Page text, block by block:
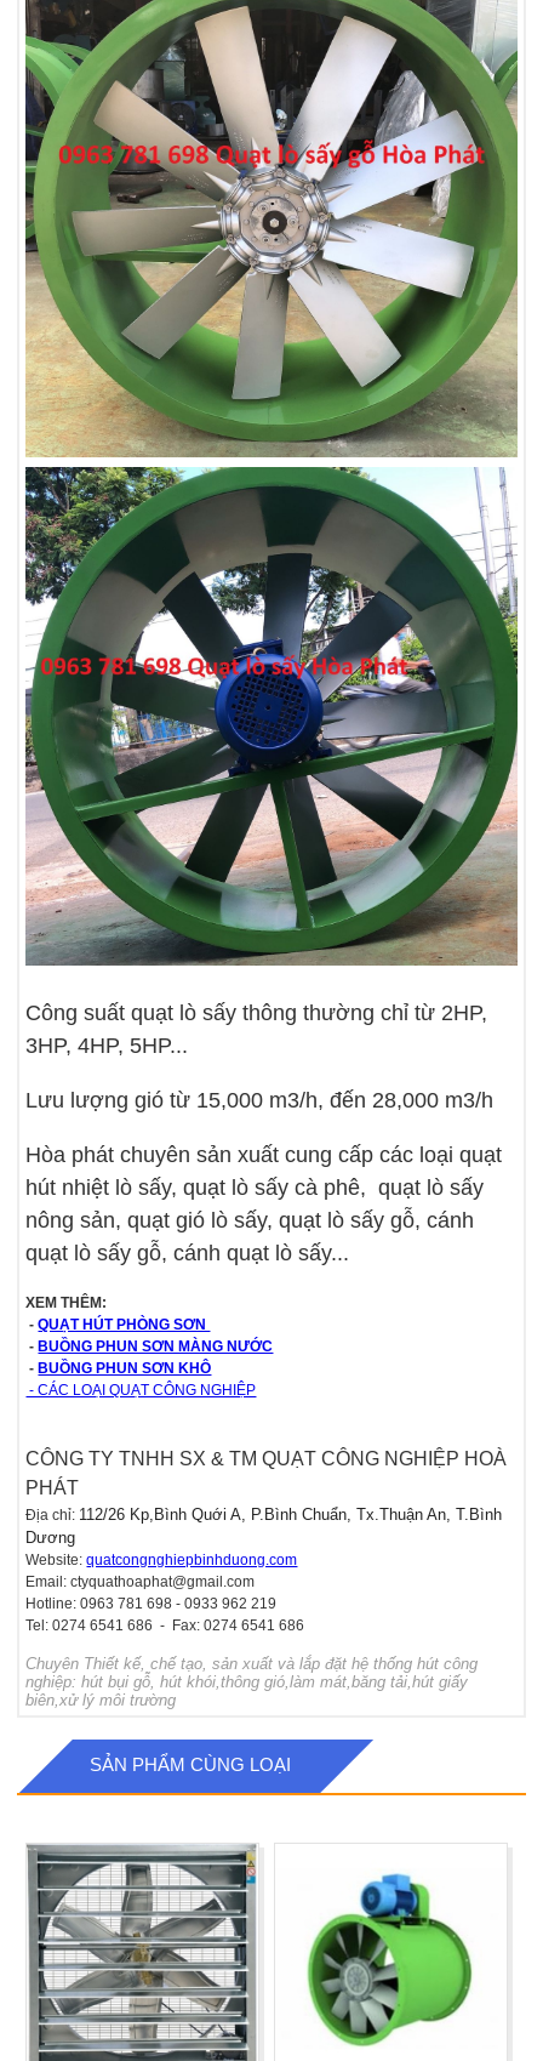
Công suất quạt lò sấy thông thường chỉ từ 2HP,
3HP, 4HP, 5HP...
Lưu lượng gió từ 15,000 m3/h, đến 28,000 m3/h
Hòa phát chuyên sản xuất cung cấp các loại quạt
hút nhiệt lò sấy, quạt lò sấy cà phê, quạt lò sấy
nông sản, quạt gió lò sấy, quạt lò sấy gỗ, cánh
quạt lò sấy gỗ, cánh quạt lò sấy...
XEM THÊM:
-QUẠT HÚT PHÒNG SƠN
- BUỒNG PHUN SƠN MÀNG NƯỚC
- BUỒNG PHUN SƠN KHÔ
- CÁC LOẠI QUẠT CÔNG NGHIỆP
CÔNG TY TNHH SX & TM QUẠT CÔNG NGHIỆP HOÀ
PHÁT
Địa chỉ: 112/26 Kp,Bình Quới A, P.Bình Chuẩn, Tx.Thuận An, T.Bình
Dương
Website:quatcongnghiepbinhduong.com
Email:ctyquathoaphat@gmail.com
Hotline: 0963 781 698 - 0933 962 219
Tel: 0274 6541 686 - Fax: 0274 6541 686
Chuyên Thiết kế, chế tạo, sản xuất và lắp đặt hệ thống hút công
nghiệp: hút bụi gỗ,hút khói,thông gió,làm mát,băng tải,hút giấy
biên,xử lý môi trường
SẢN PHẨM CÙNG LOẠI